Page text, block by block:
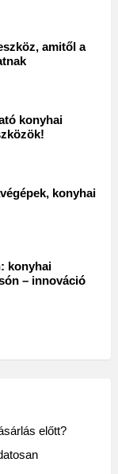
amitől a
konyhai
konyhai
konyhai
– innováció
előtt?